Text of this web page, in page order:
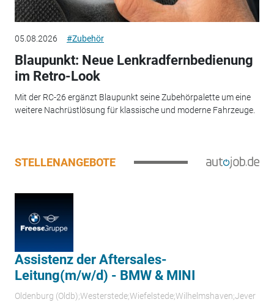
05.08.2026 #Zubehör
Blaupunkt: Neue Lenkradfernbedienung
im Retro-Look
Mit der RC-26 ergänzt Blaupunkt seine Zubehörpalette um eine
weitere Nachrüstlösung für klassische und moderne Fahrzeuge.
STELLENANGEBOTE
Assistenz der Aftersales-
Leitung(m/w/d) - BMW & MINI
Oldenburg (Oldb);Westerstede;Wiefelstede;Wilhelmshaven;Jever